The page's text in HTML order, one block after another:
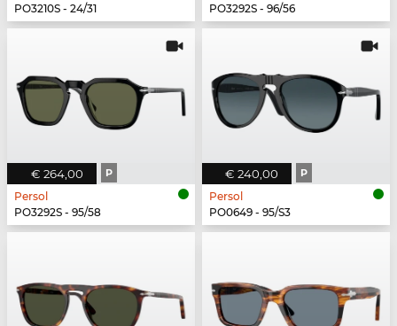
PO3210S - 24/31
PO3292S - 96/56
€ 264,00 P
Persol
PO3292S - 95/58
€ 240,00 P
Persol
PO0649 - 95/S3